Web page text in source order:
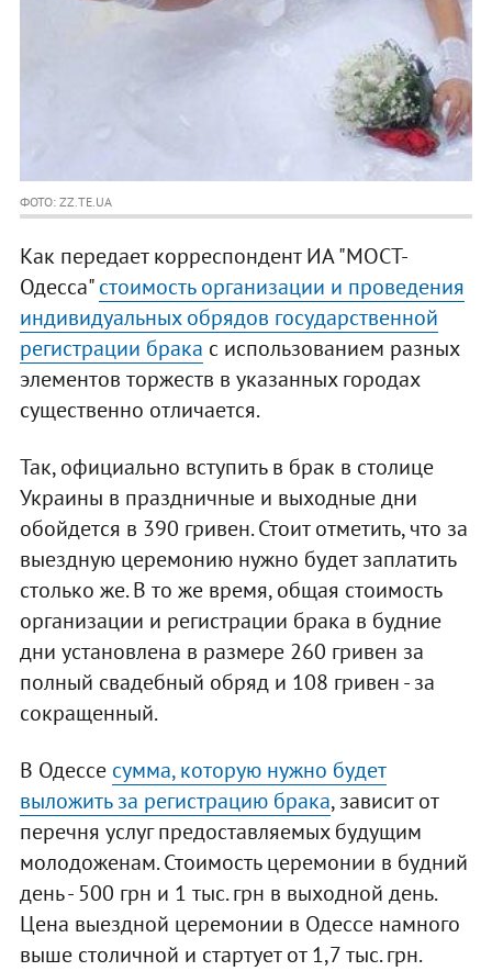
ФОТО: ZZ.TE.UA
Как передает корреспондент ИА "МОСТ-
Одесса"стоимость организации и проведения
индивидуальных обрядов государственной
регистрации брака с использованием разных
элементов торжеств в указанных городах
существенно отличается.
Так, официально вступить в брак в столице
Украины в праздничные и выходные дни
обойдется в 390 гривен. Стоит отметить, что за
выездную церемонию нужно будет заплатить
столько же. В то же время, общая стоимость
организации и регистрации брака в будние
дни установлена в размере 260 гривен за
полный свадебный обряд и 108 гривен - за
сокращенный.
В Одессе сумма, которую нужно будет
выложить за регистрацию брака, зависит от
перечня услуг предоставляемых будущим
молодоженам. Стоимость церемонии в будний
день - 500 грн и 1 тыс. грн в выходной день.
Цена выездной церемонии в Одессе намного
выше столичной и стартует от 1,7 тыс. грн.